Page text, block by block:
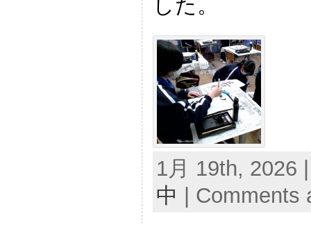
した。
1月 19th, 2026
中
Comments